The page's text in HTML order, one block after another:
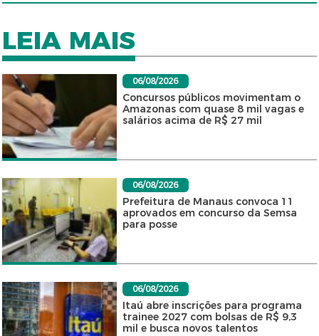
LEIA MAIS
06/08/2026
Concursos públicos movimentam o
Amazonas com quase 8 mil vagas e
salários acima de R$ 27 mil
06/08/2026
Prefeitura de Manaus convoca 11
aprovados em concurso da Semsa
para posse
06/08/2026
Itaú abre inscrições para programa
trainee 2027 com bolsas de R$ 9,3
mil e busca novos talentos